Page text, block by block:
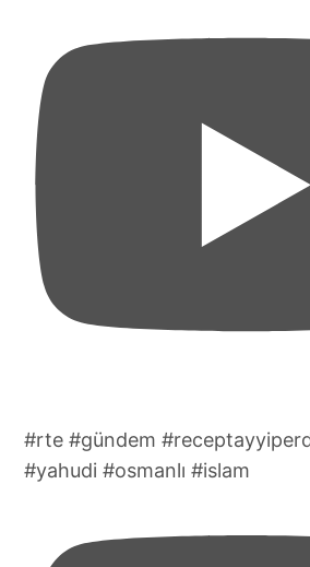
#rte #gündem
#yahudi #osmanlı #islam